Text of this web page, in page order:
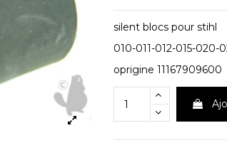
silent blocs pour stihl
010-011-012-015-020-
oprigine 11167909600